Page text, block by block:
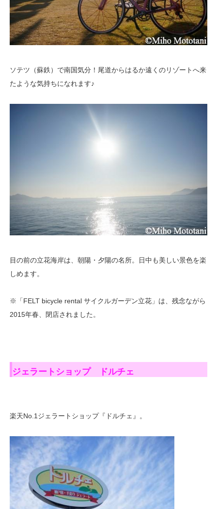
ソテツ（蘇鉄）で南国気分！尾道からはるか遠くのリゾートへ来
たような気持ちになれます♪
目の前の立花海岸は、朝陽・夕陽の名所。日中も美しい景色を楽
しめます。
※「FELT bicycle rental サイクルガーデン立花」は、残念ながら
2015年春、閉店されました。
ジェラートショップ ドルチェ
楽天No.1ジェラートショップ『ドルチェ』。